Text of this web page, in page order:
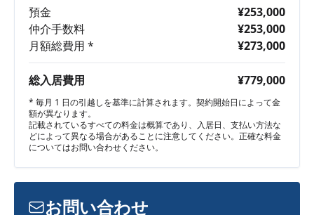
預金
¥253,000
仲介手数料
¥253,000
月額総費用 *
¥273,000
総入居費用 ¥779,000
* 毎月 1 日の引越しを基準に計算されます。契約開始日によって金
額が異なります。
記載されているすべての料金は概算であり、入居日、支払い方法な
どによって異なる場合があることに注意してください。正確な料金
についてはお問い合わせください。
お問い合わせ